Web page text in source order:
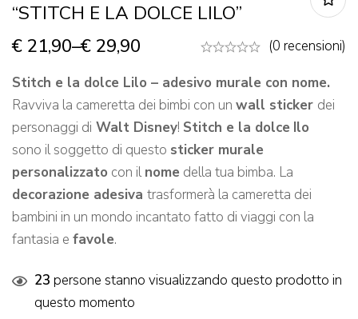
“STITCH E LA DOLCE LILO”
€ 21,90–€ 29,90
(0 recensioni)
Stitch e la dolce Lilo – adesivo murale con nome.
Ravviva la cameretta dei bimbi con un wall sticker dei
personaggi di Walt Disney! Stitch e la dolce Ilo
sono il soggetto di questo sticker murale
personalizzato con ilnome della tua bimba. La
decorazione adesiva trasformerà la cameretta dei
bambini in un mondo incantato fatto di viaggi con la
fantasia e favole.
23 persone stanno visualizzando questo prodotto in
questo momento